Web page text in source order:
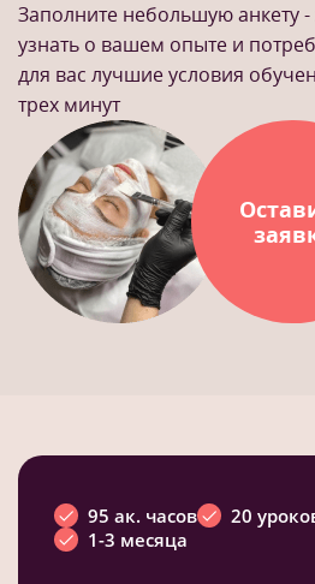
Заполните небольшую анкету
узнать о вашем опыте и
для вас лучшие условия
трех минут
95 ак. часов 20
1-3 месяца